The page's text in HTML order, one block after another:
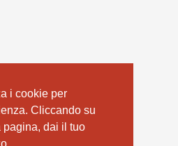
i cookie per
Cliccando su
dai il tuo